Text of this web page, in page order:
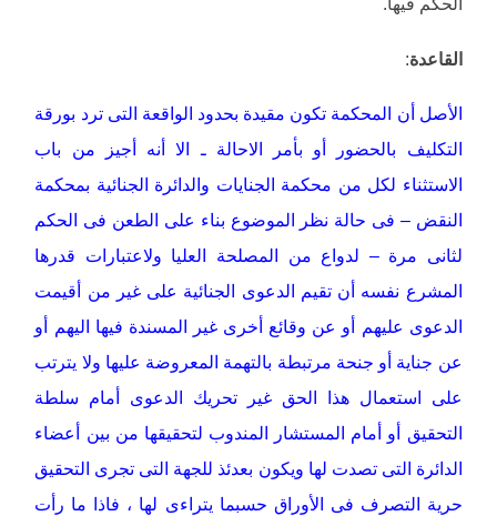
القاعدة:
الأصل أن المحكمة تكون مقيدة بحدود الواقعة التى ترد بورقة
التكليف بالحضور أو بأمر الاحالة ـ الا أنه أجيز من باب
الاستثناء لكل من محكمة الجنايات والدائرة الجنائية بمحكمة
النقض – فى حالة نظر الموضوع بناء على الطعن فى الحكم
لثانى مرة – لدواع من المصلحة العليا ولاعتبارات قدرها
المشرع نفسه أن تقيم الدعوى الجنائية على غير من أقيمت
الدعوى عليهم أو عن وقائع أخرى غير المسندة فيها اليهم أو
عن جناية أو جنحة مرتبطة بالتهمة المعروضة عليها ولا يترتب
على استعمال هذا الحق غير تحريك الدعوى أمام سلطة
التحقيق أو أمام المستشار المندوب لتحقيقها من بين أعضاء
الدائرة التى تصدت لها ويكون بعدئذ للجهة التى تجرى التحقيق
حرية التصرف فى الأوراق حسبما يتراءى لها ، فاذا ما رأت